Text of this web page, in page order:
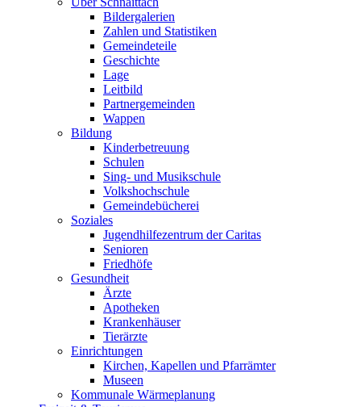
Bildergalerien
Zahlen und Statistiken
Gemeindeteile
Geschichte
Lage
Leitbild
Partnergemeinden
Wappen
Bildung
Kinderbetreuung
Schulen
Sing- und Musikschule
Volkshochschule
Gemeindebücherei
Soziales
Jugendhilfezentrum der Caritas
Senioren
Friedhöfe
Gesundheit
Ärzte
Apotheken
Krankenhäuser
Tierärzte
Einrichtungen
Kirchen, Kapellen und Pfarrämter
Museen
Kommunale Wärmeplanung